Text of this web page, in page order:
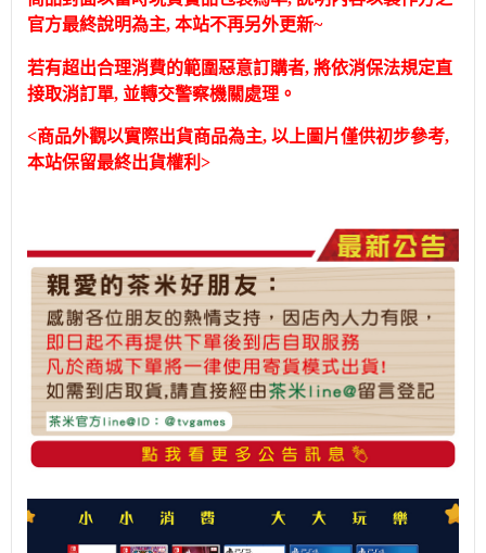
官方最終說明為主, 本站不再另外更新~
若有超出合理消費的範圍惡意訂購者, 將依消保法規定直
接取消訂單, 並轉交警察機關處理。
<商品外觀以實際出貨商品為主, 以上圖片僅供初步參考,
本站保留最終出貨權利>